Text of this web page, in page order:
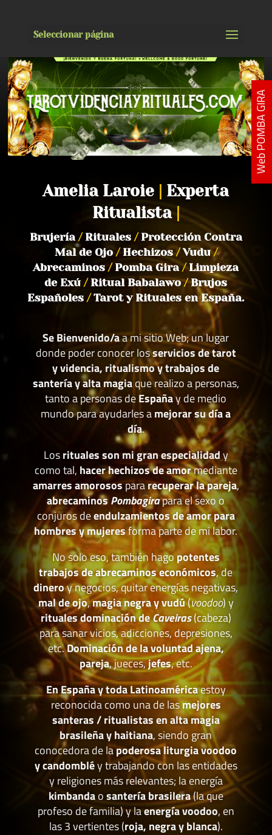
Seleccionar página
Amelia Laroie
Experta
Ritualista
Brujería /Rituales /Protección Contra
Mal de Ojo /Hechizos/Vudu/
Abrecaminos/Pomba Gira/Limpieza
de Exú/Ritual Babalawo/Brujos
Españoles/Tarot y Rituales en España.
Se Bienvenido/aa mi sitio Web; un lugar
donde poder conocer losservicios de tarot
y videncia, ritualismo y trabajos de
santería y alta magiaque realizo a personas,
tanto a personas deEspañay de medio
mundo para ayudarles amejorar su día a
día.
Losrituales son mi gran especialidady
como tal, hacer hechizos de amormediante
amarres amorosospararecuperar la pareja,
abrecaminosPombagirapara el sexo o
conjuros deendulzamientos de amor para
hombres y mujeresforma parte de mi labor.
No solo eso, también hagopotentes
trabajos de abrecaminos económicos, de
dineroy negocios, quitar energías negativas,
mal de ojo,magia negra y vudú(voodoo) y
rituales dominación deCaveiras(cabeza)
para sanar vicios, adicciones, depresiones,
etc.Dominación de la voluntad ajena,
pareja, jueces,jefes, etc.
En España y toda Latinoaméricaestoy
reconocida como una de lasmejores
santeras / ritualistas en alta magia
brasileña y haitiana, siendo gran
conocedora de lapoderosa liturgia voodoo
y candombléy trabajando con las entidades
y religiones más relevantes; la energía
kimbandaosantería brasilera(la que
profeso de familia) y laenergía voodoo, en
las 3 vertientes (roja, negra y blanca).
Web POMBA GIRA